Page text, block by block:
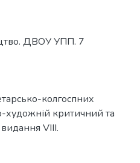
ДВОУ УПП. 7
колгоспних
художній критичний та
VIII.